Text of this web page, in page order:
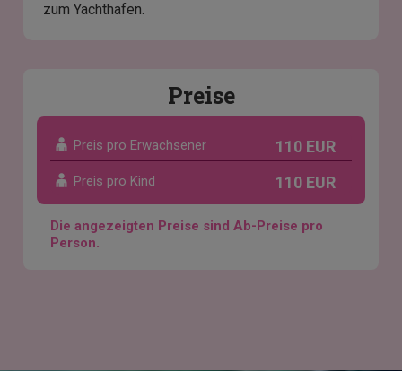
zum Yachthafen.
Preise
Preis pro Erwachsener 110 EUR
Preis pro Kind 110 EUR
Die angezeigten Preise sind Ab-Preise pro
Person.